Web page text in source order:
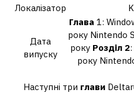
Локалізатор
Дата
випуску
Глава 1:
року Nintendo
року Розділ 2
року
Наступні три глави